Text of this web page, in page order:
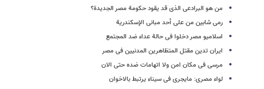
من هو البرادعی الذی قد یقود حکومة مصر الجدیدة؟
رمی شابین من على أحد مبانی الإسکندریة
اسلامیو مصر دخلوا فی حالة عداء ضد المجتمع
ایران تدین مقتل المتظاهرین المدنیین فی مصر
مرسی فی مکان امن ولا اتهامات ضده حتى الان
لواء مصری: مایجری فی سیناء یرتبط بالاخوان